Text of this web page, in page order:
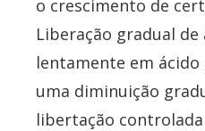
o crescimento de
Liberação gradual de
lentamente em
uma diminuição
libertação